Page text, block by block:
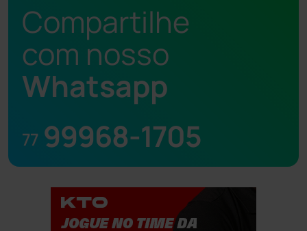
Compartilhe
com nosso
Whatsapp
77 99968-1705